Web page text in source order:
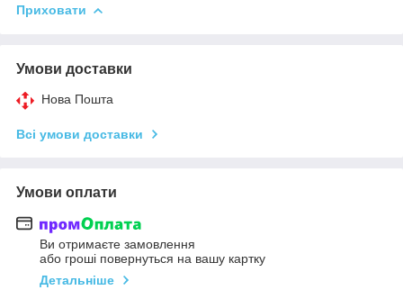
Приховати
Умови доставки
Нова Пошта
Всі умови доставки
Умови оплати
Ви отримаєте замовлення
або гроші повернуться на вашу картку
Детальніше